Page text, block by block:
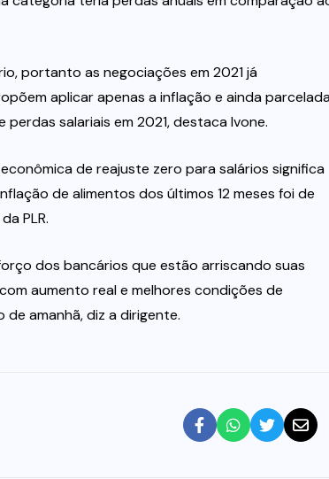
portanto as negociações em 2021 já
aplicar apenas a inflação e ainda
salariais em 2021, destaca Ivone.
de reajuste zero para salários significa
de alimentos dos últimos 12 meses foi de
PLR.
dos bancários que estão arriscando suas
aumento real e melhores condições de
amanhã, diz a dirigente.